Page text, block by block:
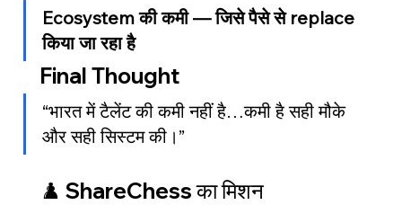
Ecosystem की कमी — जिसे पैसे से replace
किया जा रहा है
Final Thought
“भारत में टैलेंट की कमी नहीं है…कमी है सही मौके
और सही सिस्टम की।”
♟️ ShareChess का मिशन